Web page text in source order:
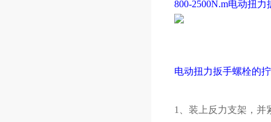
800-2500N.m电动扭力
电动扭力扳手螺栓的
1、装上反力支架，并